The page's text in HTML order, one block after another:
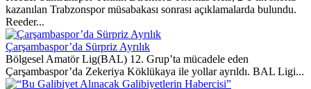
kazanılan Trabzonspor müsabakası sonrası açıklamalarda bulundu.
Reeder...
Çarşambaspor’da Sürpriz Ayrılık
Bölgesel Amatör Lig(BAL) 12. Grup’ta mücadele eden
Çarşambaspor’da Zekeriya Köklükaya ile yollar ayrıldı. BAL Ligi...